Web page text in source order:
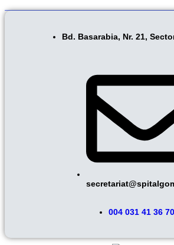
Bd. Basarabia, Nr. 21,
004 031 41 36